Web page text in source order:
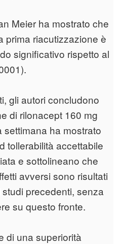
Meier ha mostrato che
prima riacutizzazione è
significativo rispetto al
gli autori concludono
di rilonacept 160 mg
ha mostrato
tollerabilità accettabile
e sottolineano che
avversi sono risultati
precedenti, senza
su questo fronte.
di una superiorità